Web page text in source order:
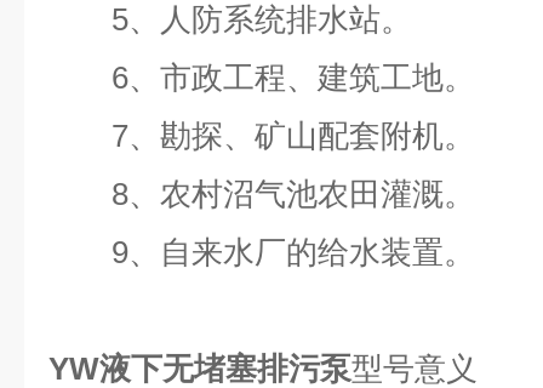
5、人防系统排水站。
6、市政工程、建筑工地。
7、勘探、矿山配套附机。
8、农村沼气池农田灌溉。
9、自来水厂的给水装置。
YW液下无堵塞排污泵型号意义